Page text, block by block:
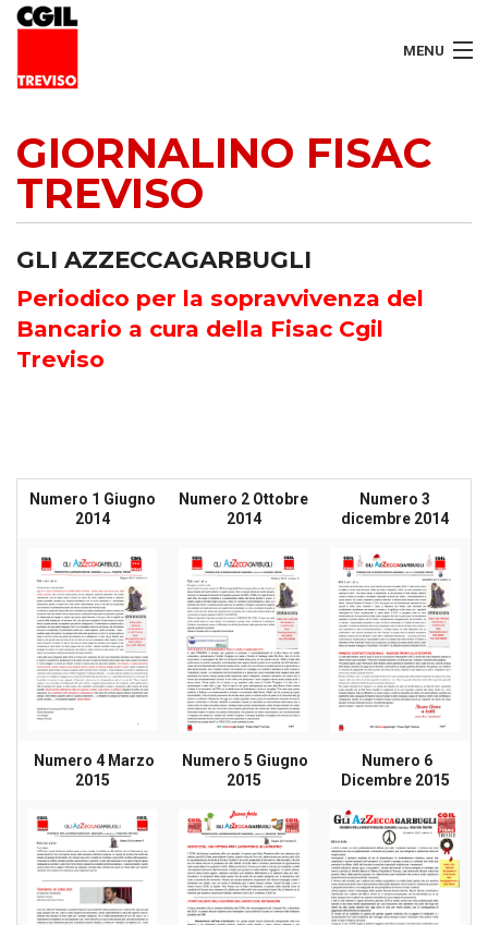
MENU
LAVORATORI
PENSIONATI
SEGRETERIA
SEDI
GIORNALINO FISAC
TREVISO
GLI AZZECCAGARBUGLI
Periodico per la sopravvivenza del
Bancario a cura della Fisac Cgil
Treviso
Numero 1 Giugno
2014
Numero 2 Ottobre
2014
Numero 3
dicembre 2014
Numero 4 Marzo
2015
Numero 5 Giugno
2015
Numero 6
Dicembre 2015